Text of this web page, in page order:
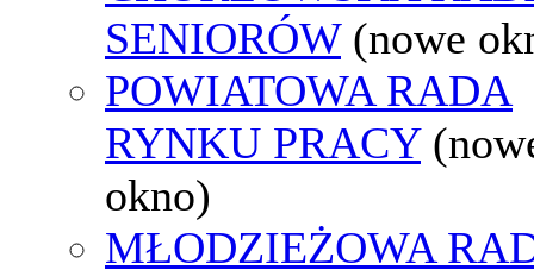
SENIORÓW (nowe
POWIATOWA RADA
RYNKU PRACY
okno)
MŁODZIEŻOWA